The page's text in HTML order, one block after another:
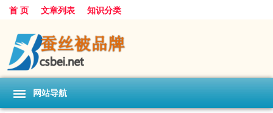
首 页 文章列表 知识分类
网站导航